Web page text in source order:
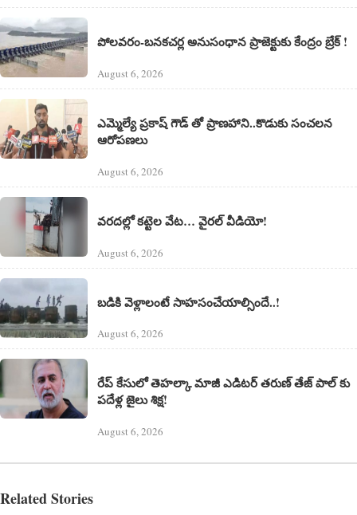
పోలవరం-బనకచర్ల అనుసంధాన ప్రాజెక్టుకు కేంద్రం బ్రేక్ !
August 6, 2026
ఎమ్మెల్యే ప్రకాష్ గౌడ్ తో ప్రాణహాని..కొడుకు సంచలన
ఆరోపణలు
August 6, 2026
వరదల్లో కట్టెల వేట… వైరల్ వీడియో!
August 6, 2026
బడికి వెళ్లాలంటే సాహసంచేయాల్సిందే..!
August 6, 2026
రేప్ కేసులో తెహల్కా మాజీ ఎడిటర్ తరుణ్ తేజ్ పాల్ కు
పదేళ్ల జైలు శిక్ష!
August 6, 2026
Related Stories